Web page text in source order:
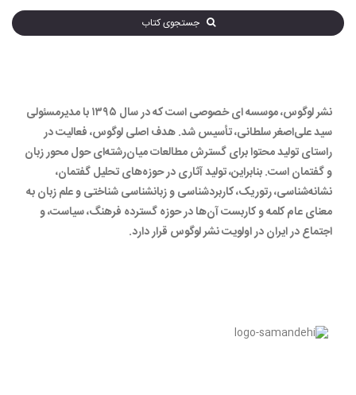
جستجوی کتاب
نشر لوگوس، موسسه ای خصوصی است که در سال ۱۳۹۵ با مدیرمسئولی
سید علی‌اصغر سلطانی، تأسیس شد. هدف اصلی لوگوس، فعالیت در
راستای تولید محتوا برای گسترش مطالعات میان‌رشته‌ای حول محور زبان
و گفتمان است. بنابراین، تولید آثاری در حوزه‌های تحلیل گفتمان،
نشانه‌شناسی، رتوریک، کاربردشناسی و زبانشناسی شناختی و علم زبان به
معنای عام کلمه و کاربست آن‌ها در حوزه گسترده فرهنگ، سیاست، و
اجتماع در ایران در اولویت نشر لوگوس قرار دارد.